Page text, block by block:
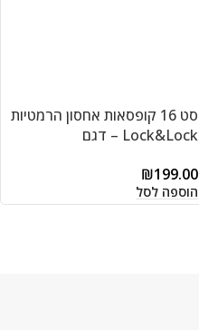
סט 16 קופסאות אחסון הרמטיות
Lock&Lock – דגם
₪199.00
הוספה לסל